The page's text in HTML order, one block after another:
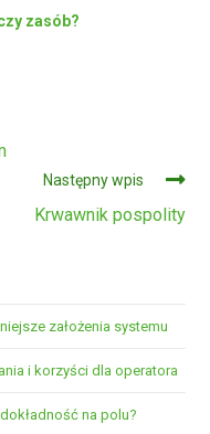
zasób?
Następny wpis
Krwawnik pospolity
założenia systemu
i korzyści dla operatora
na polu?